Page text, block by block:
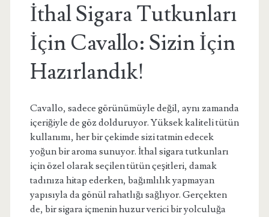
İthal Sigara Tutkunları
İçin Cavallo: Sizin İçin
Hazırlandık!
Cavallo, sadece görünümüyle değil, aynı zamanda
içeriğiyle de göz dolduruyor. Yüksek kaliteli tütün
kullanımı, her bir çekimde sizi tatmin edecek
yoğun bir aroma sunuyor. İthal sigara tutkunları
için özel olarak seçilen tütün çeşitleri, damak
tadınıza hitap ederken, bağımlılık yapmayan
yapısıyla da gönül rahatlığı sağlıyor. Gerçekten
de, bir sigara içmenin huzur verici bir yolculuğa